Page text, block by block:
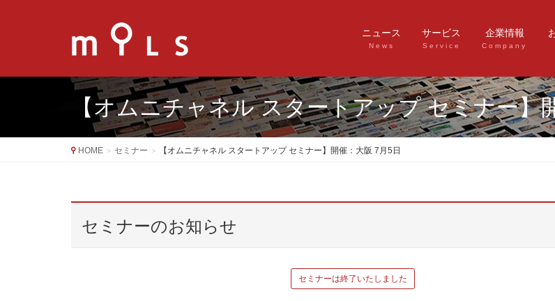
ニュース
News
サービス
Service
企業情報
Company
【オムニチャネル スタートアップ セミナー】
HOME セミナー 【オムニチャネル スタートアップ セミナー】開催：大阪 7月5日
セミナーのお知らせ
セミナーは終了いたしました